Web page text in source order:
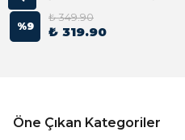
%9
₺ 349.90
₺ 319.90
Öne Çıkan Kategoriler